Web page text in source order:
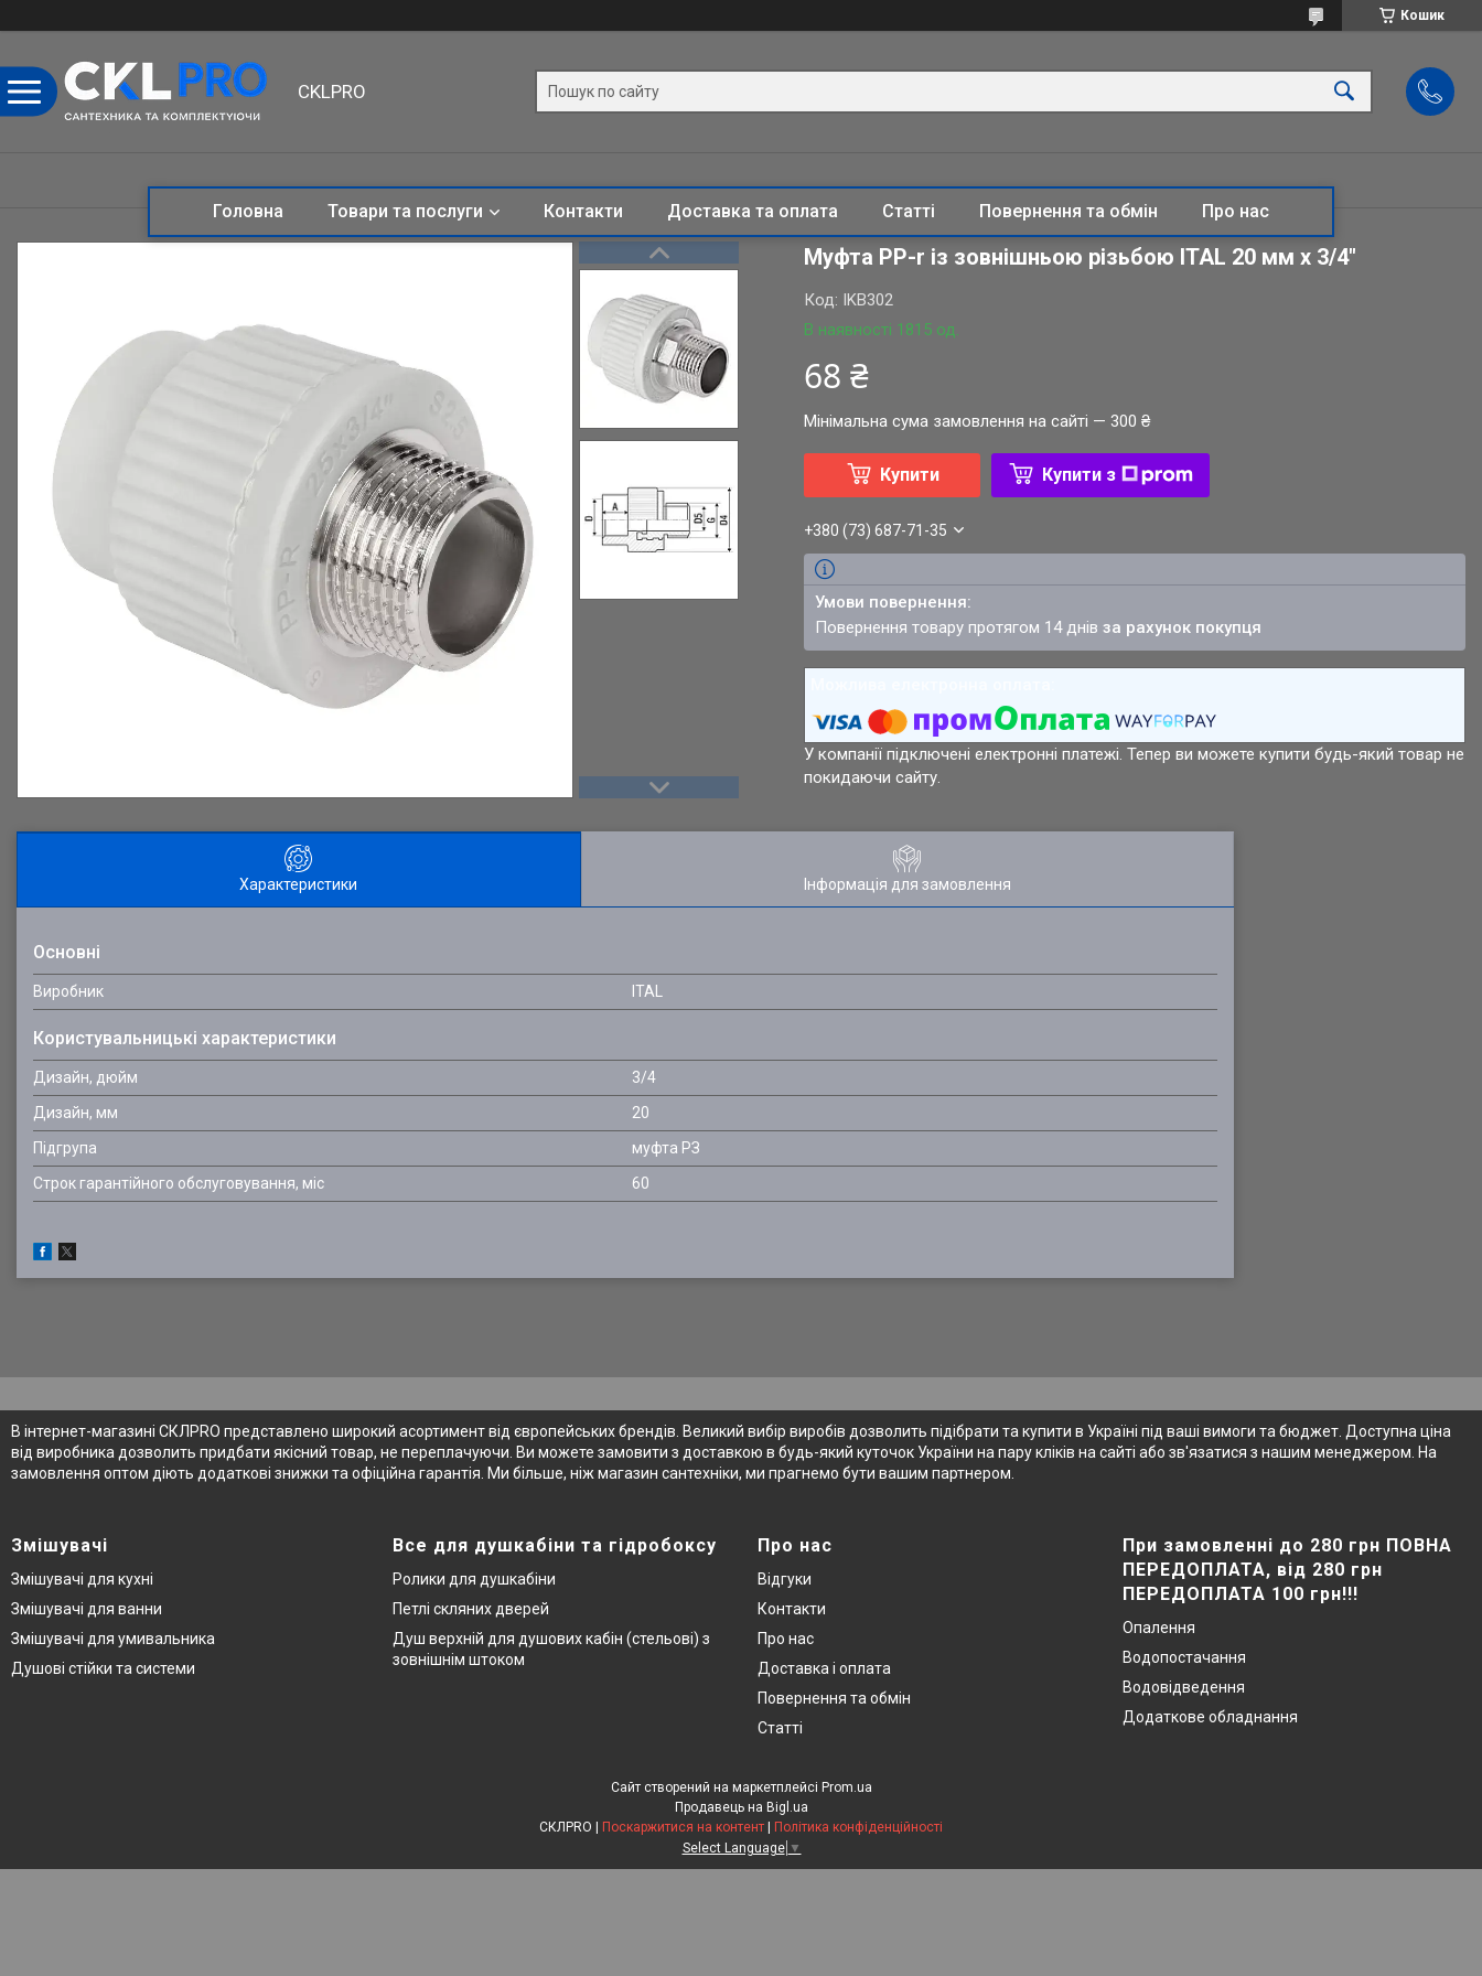
Кошик
CKLPRO
Головна Товари та послуги Контакти Доставка та оплата Статті Повернення та обмін Про нас
Муфта PP-r із зовнішньою різьбою ITAL 20 мм х 3/4"
В наявності 1815 од.
Код: IKB302
68 ₴
Мінімальна сума замовлення на сайті — 300 ₴
Купити Купити з
+380 (73) 687-71-35
повернення товару протягом 14 днівза рахунок покупця
У компанії підключені електронні платежі. Тепер ви можете купити будь-який товар не
покидаючи сайту.
Характеристики Інформація для замовлення
Основні
Виробник ITAL
Користувальницькі характеристики
Дизайн, дюйм
3/4
Дизайн, мм
20
Підгрупа
муфта РЗ
Строк гарантійного обслуговування, міс
60
В інтернет-магазині СКЛPRO представлено широкий асортимент від європейських брендів. Великий вибір виробів дозволить підібрати та купити в Україні під ваші вимоги та бюджет. Доступна ціна
від виробника дозволить придбати якісний товар, не переплачуючи. Ви можете замовити з доставкою в будь-який куточок України на пару кліків на сайті або зв'язатися з нашим менеджером. На
замовлення оптом діють додаткові знижки та офіційна гарантія. Ми більше, ніж магазин сантехніки, ми прагнемо бути вашим партнером.
Змішувачі
Змішувачі для кухні
Змішувачі для ванни
Змішувачі для умивальника
Душові стійки та системи
Все для душкабіни та гідробоксу
Ролики для душкабіни
Петлі скляних дверей
Душ верхній для душових кабін (стельові) з
зовнішнім штоком
Про нас
Відгуки
Контакти
Про нас
Доставка і оплата
Повернення та обмін
Статті
При замовленні до 280 грн ПОВНА
ПЕРЕДОПЛАТА, від 280 грн
ПЕРЕДОПЛАТА 100 грн!!!
Опалення
Водопостачання
Водовідведення
Додаткове обладнання
Сайт створений на маркетплейсі Prom.ua
Продавець на Bigl.ua
Поскаржитися на контент
Політика конфіденційності
Select Language ▼